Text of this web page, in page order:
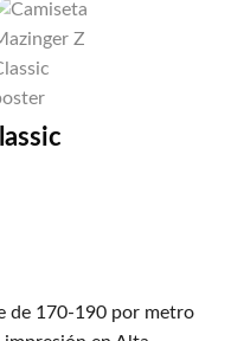
de 170-190 por metro